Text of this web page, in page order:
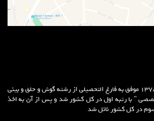
دکتر فتح سامی در سال 1378 موفق به فارغ التحصیلی از رشته گوش و حلق و بینی
" با رتبه اول در کل کشور شد و پس از آن به اخذ
در کل کشور نائل شد